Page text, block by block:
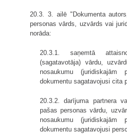
20.3. 3. ailē "Dokumenta
personas vārds, uzvārds vai
norāda:
20.3.1. saņemtā
(sagatavotāja) vārdu,
nosaukumu (juridiskajām
dokumentu sagatavojusi cita
20.3.2. darījuma partnera
pašas personas vārdu,
nosaukumu (juridiskajām
dokumentu sagatavojusi